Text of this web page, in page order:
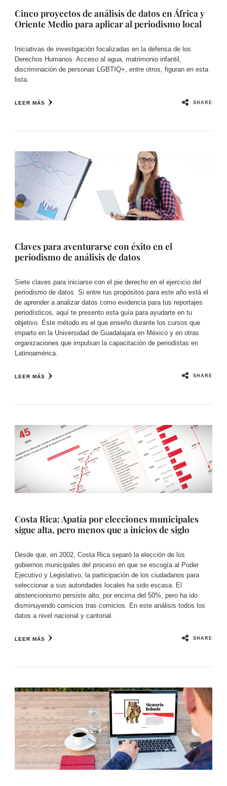
Cinco proyectos de análisis de datos en África y
Oriente Medio para aplicar al periodismo local
Iniciativas de investigación focalizadas en la defensa de los
Derechos Humanos: Acceso al agua, matrimonio infantil,
discriminación de personas LGBTIQ+, entre otros, figuran en esta
lista.
LEER MÁS SHARE
Claves para aventurarse con éxito en el
periodismo de análisis de datos
Siete claves para iniciarse con el pie derecho en el ejercicio del
periodismo de datos. Si entre tus propósitos para este año está el
de aprender a analizar datos como evidencia para tus reportajes
periodísticos, aquí te presento esta guía para ayudarte en tu
objetivo. Éste método es el que enseño durante los cursos que
imparto en la Universidad de Guadalajara en México y en otras
organizaciones que impulsan la capacitación de periodistas en
Latinoamérica.
LEER MÁS SHARE
Costa Rica: Apatía por elecciones municipales
sigue alta, pero menos que a inicios de siglo​
Desde que, en 2002, Costa Rica separó la elección de los
gobiernos municipales del proceso en que se escogía al Poder
Ejecutivo y Legislativo, la participación de los ciudadanos para
seleccionar a sus autoridades locales ha sido escasa. El
abstencionismo persiste alto, por encima del 50%, pero ha ido
disminuyendo comicios tras comicios. En este análisis todos los
datos a nivel nacional y cantonal.
LEER MÁS SHARE